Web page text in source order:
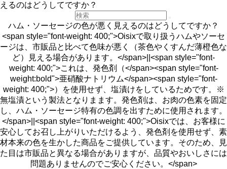
えるのはどうしてですか？
ハム・ソーセージの色が悪く見えるのはどうしてですか？
<span style="font-weight: 400;">Oisixで取り扱うハムやソーセ
ージは、市販品と比べて色味が悪く（茶色やくすんだ薄橙色な
ど）見える場合があります。</span>||<span style="font-
weight: 400;">これは、発色剤（</span><span style="font-
weight:bold">亜硝酸ナトリウム</span><span style="font-
weight: 400;">）を使用せず、塩漬けをしているためです。※
無塩漬という製法となりまます。発色剤は、お肉の色素を固定
し、ハム・ソーセージ特有の色調を出すために使用されます。
</span>||<span style="font-weight: 400;">Oisixでは、お客様に
安心してお召し上がりいただけるよう、発色剤を使用せず、素
材本来の色を生かした商品をご提供しています。そのため、見
た目は市販品と異なる場合がありますが、品質やおいしさには
問題ありませんのでご安心ください。</span>